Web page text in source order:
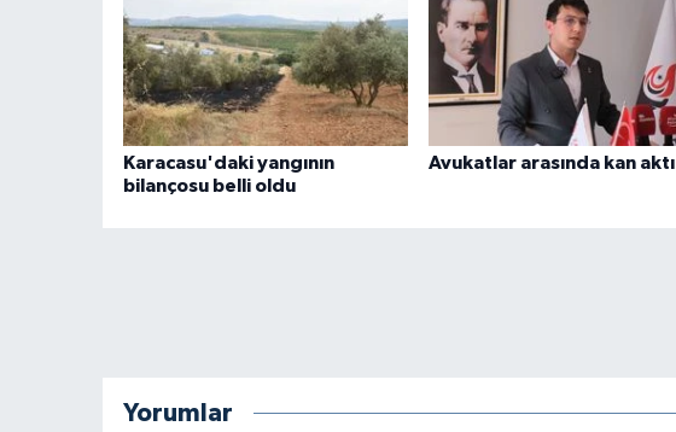
Karacasu'daki yangının
bilançosu belli oldu
Avukatlar arasında kan aktı
Yorumlar